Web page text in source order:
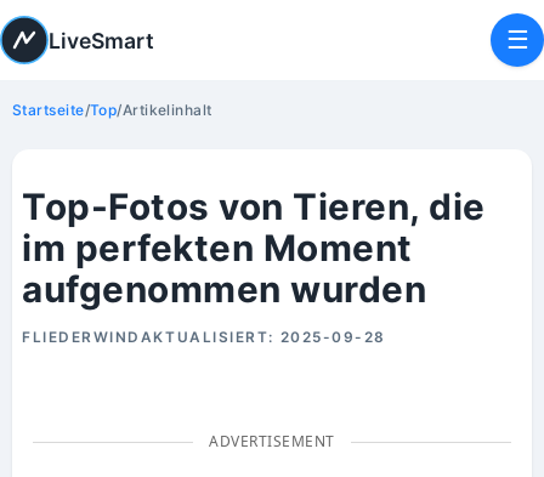
LiveSmart ☰
Startseite/Top/Artikelinhalt
Top-Fotos von Tieren, die
im perfekten Moment
aufgenommen wurden
FLIEDERWIND AKTUALISIERT: 2025-09-28
ADVERTISEMENT